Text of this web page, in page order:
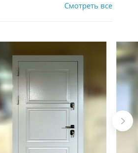
Смотреть все